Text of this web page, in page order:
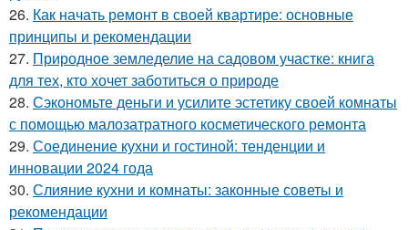
26. Как начать ремонт в своей квартире: основные
принципы и рекомендации
27. Природное земледелие на садовом участке: книга
для тех, кто хочет заботиться о природе
28. Сэкономьте деньги и усилите эстетику своей комнаты
с помощью малозатратного косметического ремонта
29. Соединение кухни и гостиной: тенденции и
инновации 2024 года
30. Слияние кухни и комнаты: законные советы и
рекомендации